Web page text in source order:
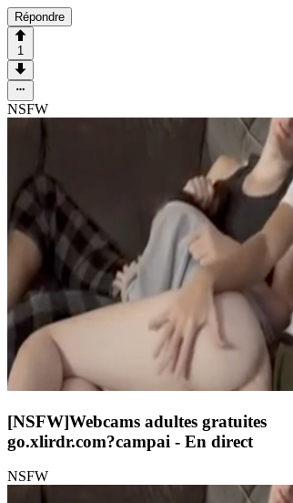
Répondre
1
NSFW
[NSFW]Webcams adultes gratuites
go.xlirdr.com?campai - En direct
NSFW